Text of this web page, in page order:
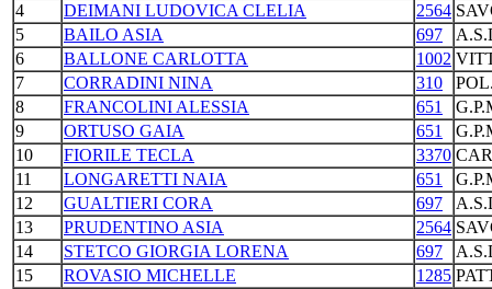
4
DEIMANI LUDOVICA CLELIA 2564
5
BAILO ASIA 697
6
BALLONE CARLOTTA 1002
7
CORRADINI NINA 310
8
FRANCOLINI ALESSIA 651
9
ORTUSO GAIA 651
10
FIORILE TECLA 3370
11
LONGARETTI NAIA 651
12
GUALTIERI CORA 697
13
PRUDENTINO ASIA 2564
14
STETCO GIORGIA LORENA 697
15
ROVASIO MICHELLE 1285